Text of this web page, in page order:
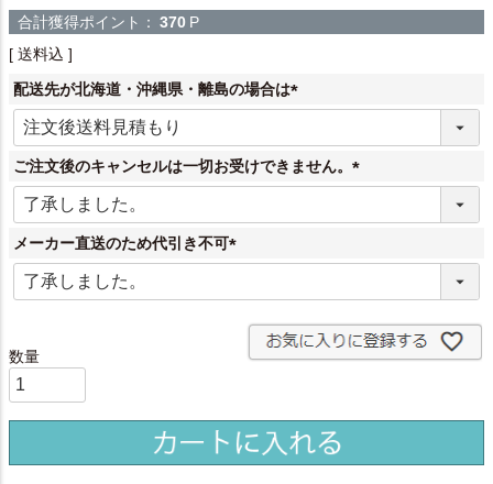
合計獲得ポイント： 370 P
送料込
配送先が北海道・沖縄県・離島の場合は
(
須
ご注文後のキャンセルは一切お受けできません。
(
メーカー直送のため代引き不可
(